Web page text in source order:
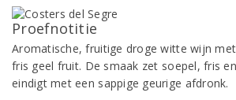
Proefnotitie
Aromatische, fruitige droge witte wijn
fris geel fruit. De smaak zet soepel, fris
eindigt met een sappige geurige afdronk.